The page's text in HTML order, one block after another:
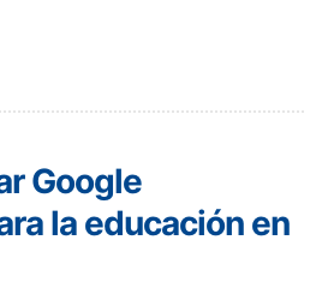
Google
la educación en